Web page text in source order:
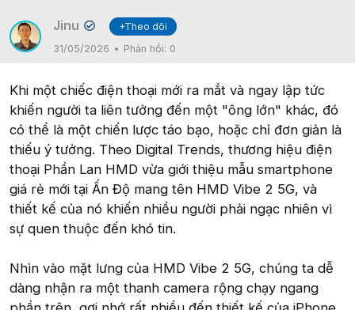
Jinu ✔
+Theo dõi
31/05/2026
Phản hồi: 0
Khi một chiếc điện thoại mới ra mắt và ngay lập tức
khiến người ta liên tưởng đến một "ông lớn" khác, đó
có thể là một chiến lược táo bạo, hoặc chỉ đơn giản là
thiếu ý tưởng. Theo Digital Trends, thương hiệu điện
thoại Phần Lan HMD vừa giới thiệu mẫu smartphone
giá rẻ mới tại Ấn Độ mang tên HMD Vibe 2 5G, và
thiết kế của nó khiến nhiều người phải ngạc nhiên vì
sự quen thuộc đến khó tin.
Nhìn vào mặt lưng của HMD Vibe 2 5G, chúng ta dễ
dàng nhận ra một thanh camera rộng chạy ngang